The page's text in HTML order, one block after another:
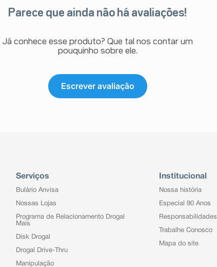
Parece que ainda não há avaliações!
Já conhece esse produto? Que tal nos contar um
pouquinho sobre ele.
Escrever avaliação
Serviços
Bulário Anvisa
Nossas Lojas
Programa de Relacionamento Drogal
Mais
Disk Drogal
Drogal Drive-Thru
Manipulação
Institucional
Nossa história
Especial 90 Anos
Responsabilidades
Trabalhe Conosco
Mapa do site